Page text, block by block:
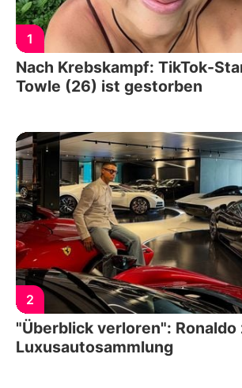
1
Nach Krebskampf: TikTok-
Towle (26) ist gestorben
2
"Überblick verloren":
Luxusautosammlung